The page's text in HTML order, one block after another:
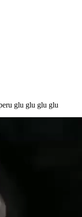
glu glu glu glu